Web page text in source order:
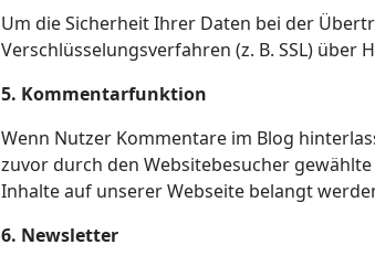
Um die Sicherheit Ihrer Daten bei der
Verschlüsselungsverfahren (z. B. SSL) über
5. Kommentarfunktion
Wenn Nutzer Kommentare im Blog
zuvor durch den Websitebesucher
Inhalte auf unserer Webseite belangt
6. Newsletter